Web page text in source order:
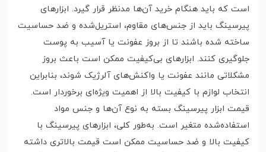
است که باید هنگام خرید آن‌ها مدنظر قرار گیرد. ابزارهای
پیرسینگ باید از جنس‌های مقاوم، استریل‌شده و ضد حساسیت
ساخته شده باشند تا از بروز عفونت یا آسیب به پوست
جلوگیری کنند. ابزارهای بی‌کیفیت ممکن است باعث بروز
مشکلاتی مانند عفونت یا واکنش‌های آلرژیک شوند، بنابراین
انتخاب لوازم با کیفیت بالا از اهمیت ویژه‌ای برخوردار است.
قیمت ابزار پیرسینگ بسته به نوع آن‌ها و جنس مواد
استفاده‌شده متغیر است. به‌طور کلی، ابزارهای پیرسینگ با
کیفیت بالا و ضد حساسیت ممکن است قیمت بالاتری داشته